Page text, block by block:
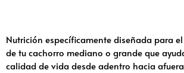
Nutrición específicamente diseñada para
de tu cachorro mediano o grande que
calidad de vida desde adentro hacia